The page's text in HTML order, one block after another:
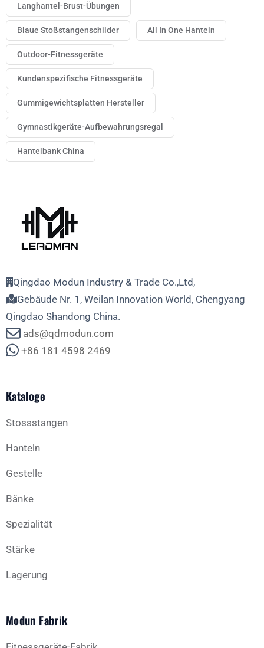
Langhantel-Brust-Übungen
Blaue Stoßstangenschilder All In One Hanteln
Outdoor-Fitnessgeräte
Kundenspezifische Fitnessgeräte
Gummigewichtsplatten Hersteller
Gymnastikgeräte-Aufbewahrungsregal
Hantelbank China
Qingdao Modun Industry & Trade Co.,Ltd,
Gebäude Nr. 1, Weilan Innovation World, Chengyang
Qingdao Shandong China.
ads@qdmodun.com
+86 181 4598 2469
Kataloge
Stossstangen
Hanteln
Gestelle
Bänke
Spezialität
Stärke
Lagerung
Modun Fabrik